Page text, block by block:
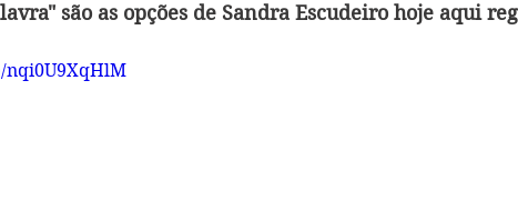
são as opções de Sandra Escudeiro hoje aqui